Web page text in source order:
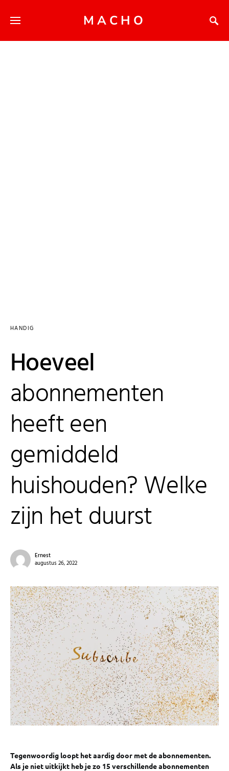
MACHO
HANDIG
Hoeveel
abonnementen
heeft een
gemiddeld
huishouden? Welke
zijn het duurst
Ernest
augustus 26, 2022
Tegenwoordig loopt het aardig door met de abonnementen.
Als je niet uitkijkt heb je zo 15 verschillende abonnementen